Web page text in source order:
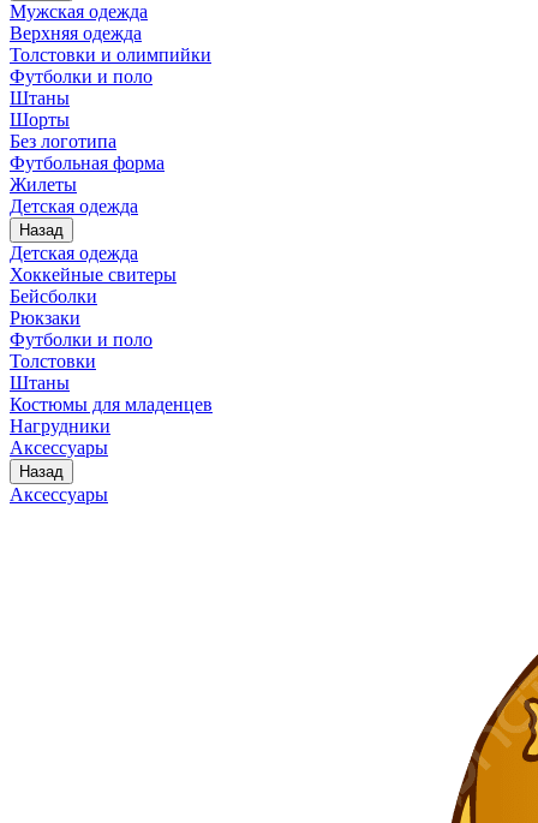
Мужская одежда
Верхняя одежда
Толстовки и олимпийки
Футболки и поло
Штаны
Шорты
Без логотипа
Футбольная форма
Жилеты
Детская одежда
Назад
Детская одежда
Хоккейные свитеры
Бейсболки
Рюкзаки
Футболки и поло
Толстовки
Штаны
Костюмы для младенцев
Нагрудники
Аксессуары
Назад
Аксессуары